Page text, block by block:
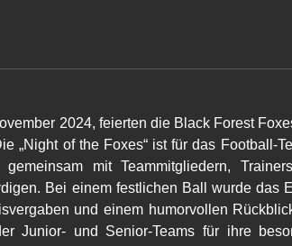
2024, feierten die Black Forest
„Night of the Foxes“ ist für das Football-
mit Teammitgliedern,
Bei einem festlichen Ball wurde das
und einem humorvollen
Junior- und Senior-Teams für ihre